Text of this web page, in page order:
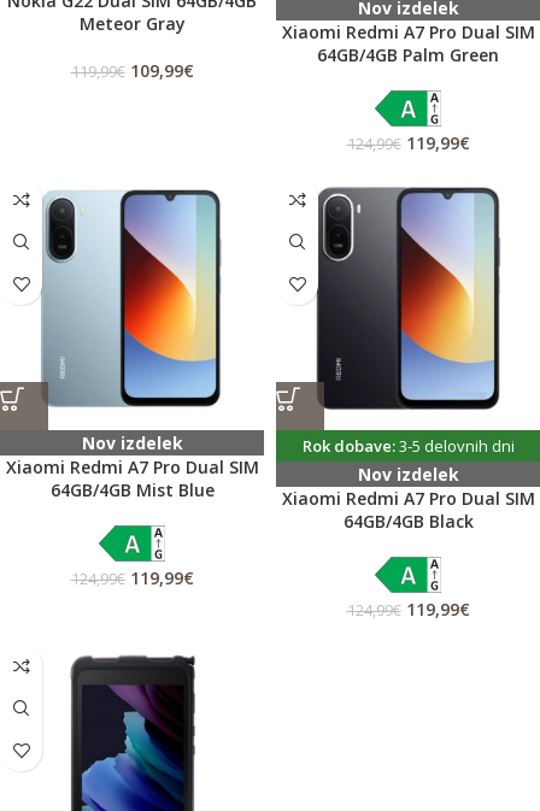
Meteor Gray
119,99€ 109,99€
Nov izdelek
Xiaomi Redmi A7 Pro Dual SIM
64GB/4GB Palm Green
124,99€ 119,99€
Nov izdelek
Xiaomi Redmi A7 Pro Dual SIM
64GB/4GB Mist Blue
124,99€ 119,99€
Rok dobave:3-5 delovnih dni
Nov izdelek
Xiaomi Redmi A7 Pro Dual SIM
64GB/4GB Black
124,99€ 119,99€